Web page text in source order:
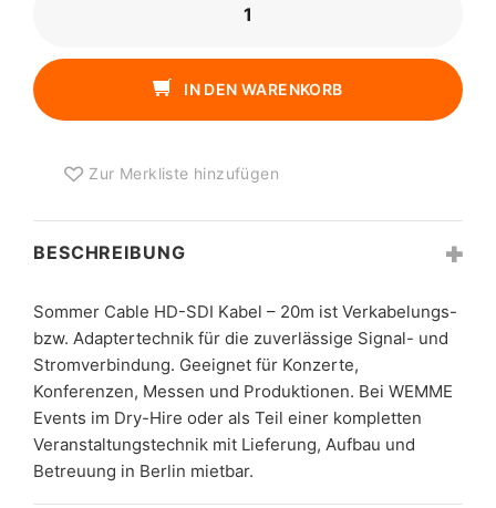
SDI
KABEL
20M
IN DEN WARENKORB
Zur Merkliste hinzufügen
BESCHREIBUNG
Sommer Cable HD-SDI Kabel – 20m ist Verkabelungs-
bzw. Adaptertechnik für die zuverlässige Signal- und
Stromverbindung. Geeignet für Konzerte,
Konferenzen, Messen und Produktionen. Bei WEMME
Events im Dry-Hire oder als Teil einer kompletten
Veranstaltungstechnik mit Lieferung, Aufbau und
Betreuung in Berlin mietbar.